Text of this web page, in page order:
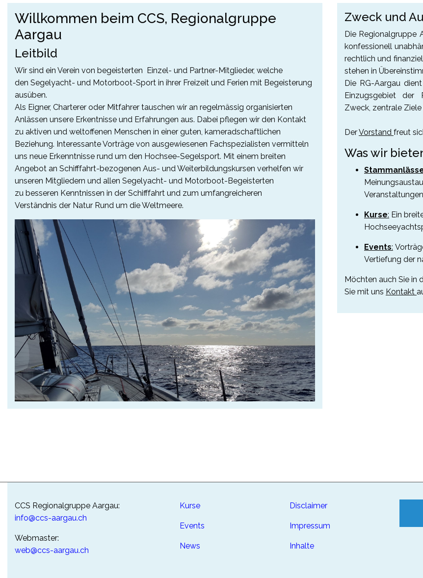
Willkommen beim CCS, Regionalgruppe
Aargau
Leitbild
Wir sind ein Verein von begeisterten Einzel- und Partner-Mitglieder, welche
den Segelyacht- und Motorboot-Sport in ihrer Freizeit und Ferien mit Begeisterung
ausüben.
Als Eigner, Charterer oder Mitfahrer tauschen wir an regelmässig organisierten
Anlässen unsere Erkentnisse und Erfahrungen aus. Dabei pflegen wir den Kontakt
zu aktiven und weltoffenen Menschen in einer guten, kameradschaftlichen
Beziehung. Interessante Vorträge von ausgewiesenen Fachspezialisten vermitteln
uns neue Erkenntnisse rund um den Hochsee-Segelsport. Mit einem breiten
Angebot an Schifffahrt-bezogenen Aus- und Weiterbildungskursen verhelfen wir
unseren Mitgliedern und allen Segelyacht- und Motorboot-Begeisterten
zu besseren Kenntnissen in der Schifffahrt und zum umfangreicheren
Verständnis der Natur Rund um die Weltmeere.
Zweck und
Die Regionalgruppe
konfessionell
rechtlich und
stehen in
Die RG-Aargau
Einzugsgebiet der
Zweck, zentrale
DerVorstand freut
Was wir
Veranstaltungen
Kurse: Ein
Events:
Vertiefung der
Möchten auch Sie in
Sie mit uns Kontakt
CCS Regionalgruppe Aargau:
info@ccs-aargau.ch
Webmaster:
web@ccs-aargau.ch
Kurse
Events
News
Disclaimer
Impressum
Inhalte